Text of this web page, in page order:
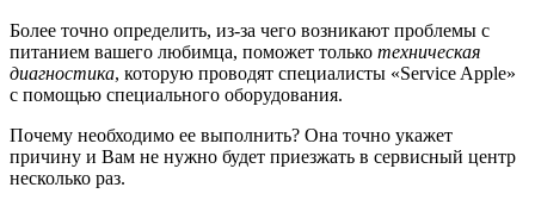
Более точно определить, из-за чего возникают проблемы с
питанием вашего любимца, поможет только техническая
диагностика, которую проводят специалисты «Service Apple»
с помощью специального оборудования.
Почему необходимо ее выполнить? Она точно укажет
причину и Вам не нужно будет приезжать в сервисный центр
несколько раз.